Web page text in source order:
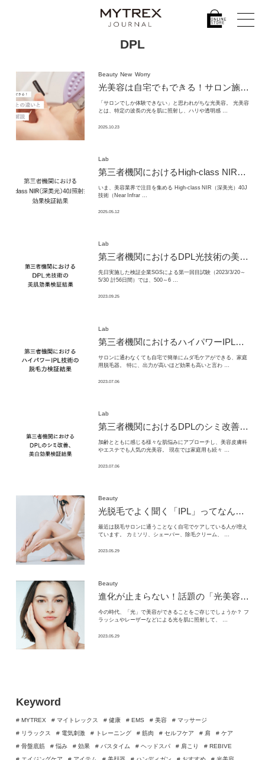
Keyword
# MYTREX # マイトレックス # 健康 # EMS # 美容
# マッサージ
# リラックス
# 電気刺激 # トレーニング # 筋肉 # セルフケア # 肩
# ケア
# 骨盤底筋
# 悩み # 効果 # バスタイム # ヘッドスパ # 肩こり
# REBIVE
DPL
Beauty New Worry
光美容は自宅でもできる！ サロン施術との違いとメリットを解説
「サロンでしか体験できない」と思われがちな光美容。 光美容
とは、特定の波長の光を肌に照射し、ハリや透明感 …
2025.10.23
Lab
第三者機関における High-class NIR（深美光）40J照射技術の
いま、美容業界で注目を集める High‑class NIR（深美光）40J
技術（Near Infrar …
2025.05.12
Lab
第三者機関におけるDPL光技術の美肌効果検証結果
先日実施した検証企業SGSによる第一回目試験（2023/3/20～
5/30 計56日間）では、500～6 …
2023.09.25
Lab
第三者機関におけるハイパワーIPL技術の脱毛力検証結果
サロンに通わなくても自宅で簡単にムダ毛ケアができる、家庭
用脱毛器。 特に、出力が高いほど効果も高いと言わ …
2023.07.06
Lab
第三者機関におけるDPLのシミ改善、美白効果検証結果
加齢とともに感じる様々な肌悩みにアプローチし、美容皮膚科
やエステでも人気の光美容。 現在では家庭用も続々 …
2023.07.06
Beauty
光脱毛でよく聞く「IPL」ってなんのこと？本当に効果はあるの？
最近は脱毛サロンに通うことなく自宅でケアしている人が増え
ています。 カミソリ、シェーバー、除毛クリーム、 …
2023.05.29
Beauty
進化が止まらない！話題の「光美容器」がおススメな理由
今の時代、「光」で美容ができることをご存じでしょうか？ フ
ラッシュやレーザーなどによる光を肌に照射して、 …
2023.05.29